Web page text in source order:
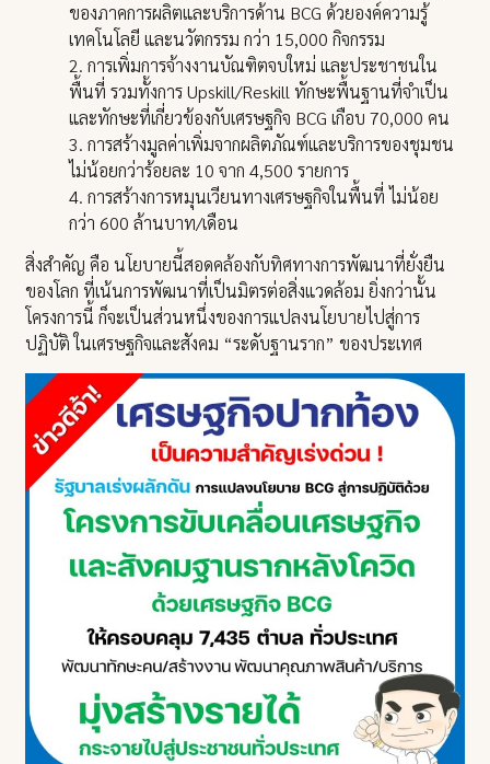
ของภาคการผลิตและบริการด้าน BCG ด้วยองค์ความรู้
เทคโนโลยี และนวัตกรรม กว่า 15,000 กิจกรรม
2. การเพิ่มการจ้างงานบัณฑิตจบใหม่ และประชาชนใน
พื้นที่ รวมทั้งการ Upskill/Reskill ทักษะพื้นฐานที่จำเป็น
และทักษะที่เกี่ยวข้องกับเศรษฐกิจ BCG เกือบ 70,000 คน
3. การสร้างมูลค่าเพิ่มจากผลิตภัณฑ์และบริการของชุมชน
ไม่น้อยกว่าร้อยละ 10 จาก 4,500 รายการ
4. การสร้างการหมุนเวียนทางเศรษฐกิจในพื้นที่ ไม่น้อย
กว่า 600 ล้านบาท/เดือน
สิ่งสำคัญ คือ นโยบายนี้สอดคล้องกับทิศทางการพัฒนาที่ยั่งยืน
ของโลก ที่เน้นการพัฒนาที่เป็นมิตรต่อสิ่งแวดล้อม ยิ่งกว่านั้น
โครงการนี้ ก็จะเป็นส่วนหนึ่งของการแปลงนโยบายไปสู่การ
ปฏิบัติ ในเศรษฐกิจและสังคม “ระดับฐานราก” ของประเทศ